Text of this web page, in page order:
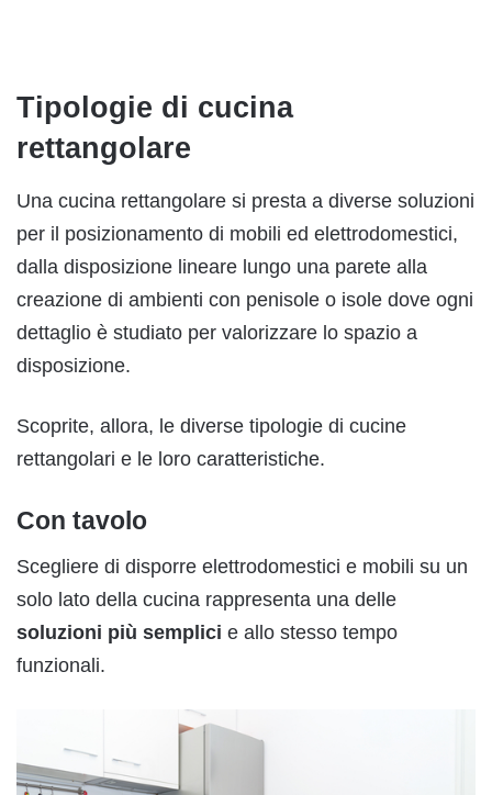
Tipologie di cucina
rettangolare
Una cucina rettangolare si presta a diverse soluzioni
per il posizionamento di mobili ed elettrodomestici,
dalla disposizione lineare lungo una parete alla
creazione di ambienti con penisole o isole dove ogni
dettaglio è studiato per valorizzare lo spazio a
disposizione.
Scoprite, allora, le diverse tipologie di cucine
rettangolari e le loro caratteristiche.
Con tavolo
Scegliere di disporre elettrodomestici e mobili su un
solo lato della cucina rappresenta una delle
soluzioni più semplici e allo stesso tempo
funzionali.